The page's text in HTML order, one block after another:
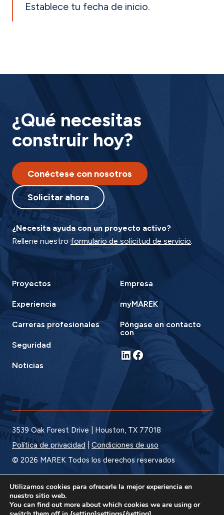
Establece tu fecha de inicio.
¿Qué necesitas
construir hoy?
Conéctese con nosotros
Solicitar ahora
¿Necesita ayuda con un proyecto activo?
Rellene nuestro formulario de solicitud de servicio.
Proyectos
Experiencia
Carreras profesionales
Seguridad
Noticias
Empresa
myMAREK
Póngase en contacto
con
LinkedIn
Facebook
3539 Oak Forest Drive | Houston, TX 77018
Política de privacidad
Condiciones de uso
© 2026 MAREK Todos los derechos reservados
Utilizamos cookies para ofrecerle la mejor experiencia en
nuestro sitio web.
You can find out more about which cookies we are using or